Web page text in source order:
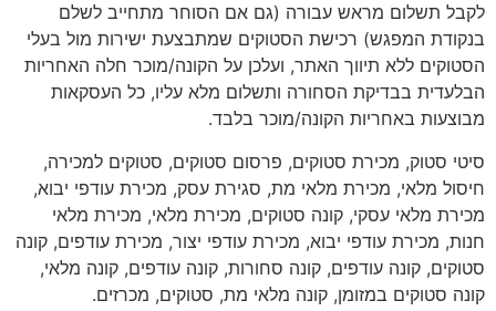
לקבל תשלום מראש עבורה (גם אם הסוחר מתחייב לשלם
בנקודת המפגש) רכישת הסטוקים שמתבצעת ישירות מול בעלי
הסטוקים ללא תיווך האתר, ועלכן על הקונה/מוכר חלה האחריות
הבלעדית בבדיקת הסחורה ותשלום מלא עליו, כל העסקאות
מבוצעות באחריות הקונה/מוכר בלבד.
סיטי סטוק, מכירת סטוקים, פרסום סטוקים, סטוקים למכירה,
חיסול מלאי, מכירת מלאי מת, סגירת עסק, מכירת עודפי יבוא,
מכירת מלאי עסקי, קונה סטוקים, מכירת מלאי, מכירת מלאי
חנות, מכירת עודפי יבוא, מכירת עודפי יצור, מכירת עודפים, קונה
סטוקים, קונה עודפים, קונה סחורות, קונה עודפים, קונה מלאי,
קונה סטוקים במזומן, קונה מלאי מת, סטוקים, מכרזים.